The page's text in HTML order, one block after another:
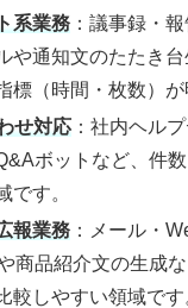
系業務 ：議事録・
や通知文のたたき
標（時間・枚数）が
せ対応 ：社内ヘル
ボットなど、件
です。
報業務 ：メール・
商品紹介文の生成
較しやすい領域です